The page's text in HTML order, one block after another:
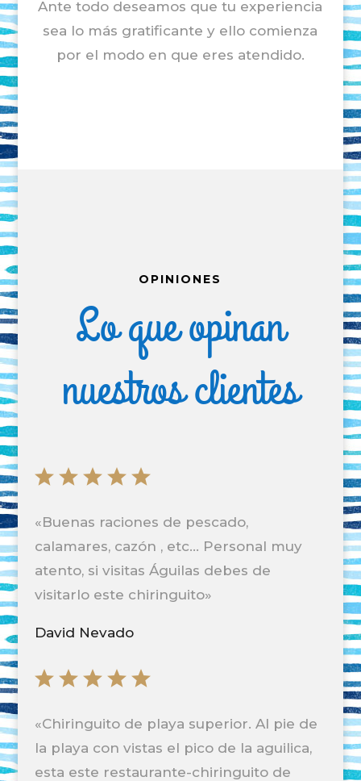
Ante todo deseamos que tu experiencia
sea lo más gratificante y ello comienza
por el modo en que eres atendido.
OPINIONES
Lo que opinan
nuestros clientes
«Buenas raciones de pescado,
calamares, cazón , etc… Personal muy
atento, si visitas Águilas debes de
visitarlo este chiringuito»
David Nevado
«Chiringuito de playa superior. Al pie de
la playa con vistas el pico de la aguilica,
esta este restaurante-chiringuito de